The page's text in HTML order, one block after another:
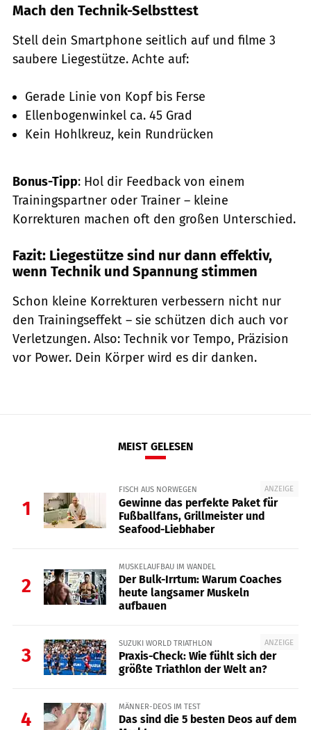
Mach den Technik-Selbsttest
Stell dein Smartphone seitlich auf und filme 3
saubere Liegestütze. Achte auf:
Gerade Linie von Kopf bis Ferse
Ellenbogenwinkel ca. 45 Grad
Kein Hohlkreuz, kein Rundrücken
Bonus-Tipp: Hol dir Feedback von einem
Trainingspartner oder Trainer – kleine
Korrekturen machen oft den großen Unterschied.
Fazit: Liegestütze sind nur dann effektiv,
wenn Technik und Spannung stimmen
Schon kleine Korrekturen verbessern nicht nur
den Trainingseffekt – sie schützen dich auch vor
Verletzungen. Also: Technik vor Tempo, Präzision
vor Power. Dein Körper wird es dir danken.
MEIST GELESEN
1
ANZEIGE
FISCH AUS NORWEGEN
Gewinne das perfekte Paket für
Fußballfans, Grillmeister und
Seafood-Liebhaber
2
MUSKELAUFBAU IM WANDEL
Der Bulk-Irrtum: Warum Coaches
heute langsamer Muskeln
aufbauen
3
ANZEIGE
SUZUKI WORLD TRIATHLON
Praxis-Check: Wie fühlt sich der
größte Triathlon der Welt an?
4
MÄNNER-DEOS IM TEST
Das sind die 5 besten Deos auf dem